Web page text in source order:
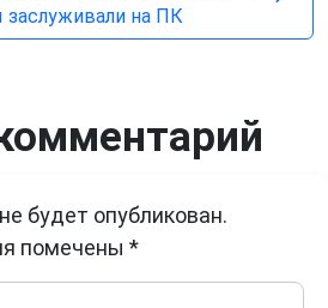
заслуживали на ПК
будет опубликован.
помечены *